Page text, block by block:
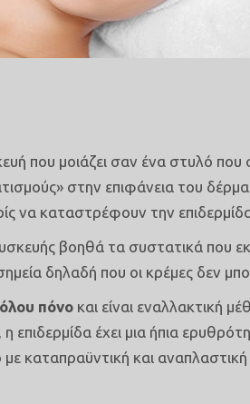
που μοιάζει σαν ένα στυλό
στην επιφάνεια του
να καταστρέφουν την
βοηθά τα συστατικά
δηλαδή που οι κρέμες δεν
πόνο και είναι εναλλακτική
επιδερμίδα έχει μια ήπια
καταπραϋντική και